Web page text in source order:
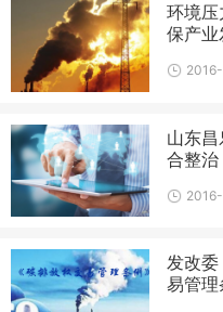
环境
保产业
山东昌
合整治
发改
易管理